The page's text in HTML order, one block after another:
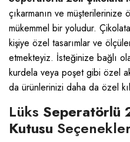
çıkarmanın ve müşterilerinize
mükemmel bir yoludur.
kişiye özel tasarımlar ve
etmekteyiz. İsteğinize bağlı
kurdela veya poşet gibi özel
da ürünlerinizi daha da özel
Lüks Seperatörlü
Kutusu